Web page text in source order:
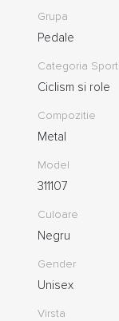
Grupa
Pedale
Categoria Sport
Ciclism si role
Compozitie
Metal
Model
311107
Culoare
Negru
Gender
Unisex
Virsta